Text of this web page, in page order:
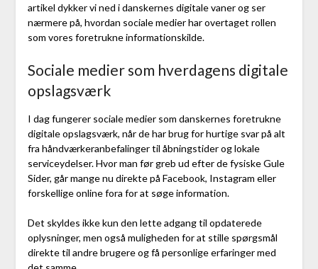
artikel dykker vi ned i danskernes digitale vaner og ser
nærmere på, hvordan sociale medier har overtaget rollen
som vores foretrukne informationskilde.
Sociale medier som hverdagens digitale
opslagsværk
I dag fungerer sociale medier som danskernes foretrukne
digitale opslagsværk, når de har brug for hurtige svar på alt
fra håndværkeranbefalinger til åbningstider og lokale
serviceydelser. Hvor man før greb ud efter de fysiske Gule
Sider, går mange nu direkte på Facebook, Instagram eller
forskellige online fora for at søge information.
Det skyldes ikke kun den lette adgang til opdaterede
oplysninger, men også muligheden for at stille spørgsmål
direkte til andre brugere og få personlige erfaringer med